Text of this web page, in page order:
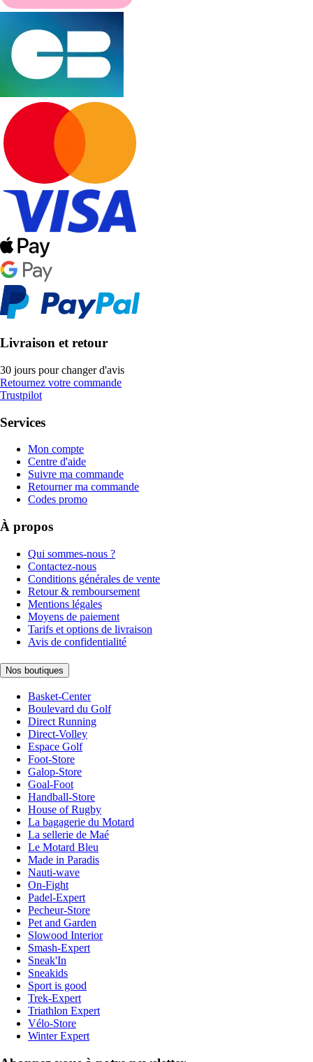
Livraison et retour
30 jours pour changer d'avis
Retournez votre commande
Trustpilot
Services
Mon compte
Centre d'aide
Suivre ma commande
Retourner ma commande
Codes promo
À propos
Qui sommes-nous ?
Contactez-nous
Conditions générales de vente
Retour & remboursement
Mentions légales
Moyens de paiement
Tarifs et options de livraison
Avis de confidentialité
Nos boutiques
Basket-Center
Boulevard du Golf
Direct Running
Direct-Volley
Espace Golf
Foot-Store
Galop-Store
Goal-Foot
Handball-Store
House of Rugby
La bagagerie du Motard
La sellerie de Maé
Le Motard Bleu
Made in Paradis
Nauti-wave
On-Fight
Padel-Expert
Pecheur-Store
Pet and Garden
Slowood Interior
Smash-Expert
Sneak'In
Sneakids
Sport is good
Trek-Expert
Triathlon Expert
Vélo-Store
Winter Expert